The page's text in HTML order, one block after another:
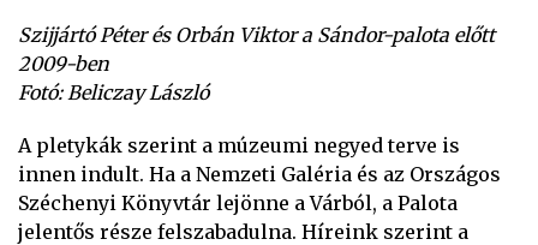
Szijjártó Péter és Orbán Viktor a Sándor-palota előtt
2009-ben
Fotó: Beliczay László
A pletykák szerint a múzeumi negyed terve is
innen indult. Ha a Nemzeti Galéria és az Országos
Széchenyi Könyvtár lejönne a Várból, a Palota
jelentős része felszabadulna. Híreink szerint a